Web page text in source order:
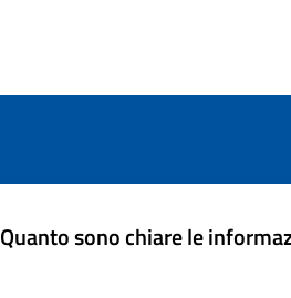
Quanto sono chiare le